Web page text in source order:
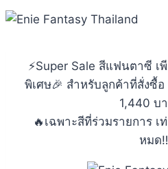
⚡️Super Sale สีแฟนตาซี เ
พิเศษ🎉 สำหรับลูกค้าที่สั่งซื้
1,440 บ
🔥เฉพาะสีที่ร่วมรายการ
หมด‼️